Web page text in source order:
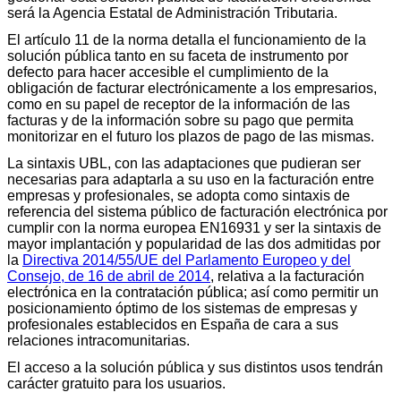
será la Agencia Estatal de Administración Tributaria.
El artículo 11 de la norma detalla el funcionamiento de la
solución pública tanto en su faceta de instrumento por
defecto para hacer accesible el cumplimiento de la
obligación de facturar electrónicamente a los empresarios,
como en su papel de receptor de la información de las
facturas y de la información sobre su pago que permita
monitorizar en el futuro los plazos de pago de las mismas.
La sintaxis UBL, con las adaptaciones que pudieran ser
necesarias para adaptarla a su uso en la facturación entre
empresas y profesionales, se adopta como sintaxis de
referencia del sistema público de facturación electrónica por
cumplir con la norma europea EN16931 y ser la sintaxis de
mayor implantación y popularidad de las dos admitidas por
la Directiva 2014/55/UE del Parlamento Europeo y del
Consejo, de 16 de abril de 2014, relativa a la facturación
electrónica en la contratación pública; así como permitir un
posicionamiento óptimo de los sistemas de empresas y
profesionales establecidos en España de cara a sus
relaciones intracomunitarias.
El acceso a la solución pública y sus distintos usos tendrán
carácter gratuito para los usuarios.